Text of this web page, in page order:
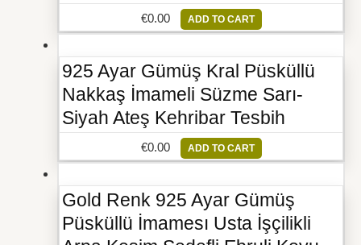
€0.00 ADD TO CART
925 Ayar Gümüş Kral Püsküllü
Nakkaş İmameli Süzme Sarı-
Siyah Ateş Kehribar Tesbih
€0.00 ADD TO CART
Gold Renk 925 Ayar Gümüş
Püsküllü İmamesı Usta İşçilikli